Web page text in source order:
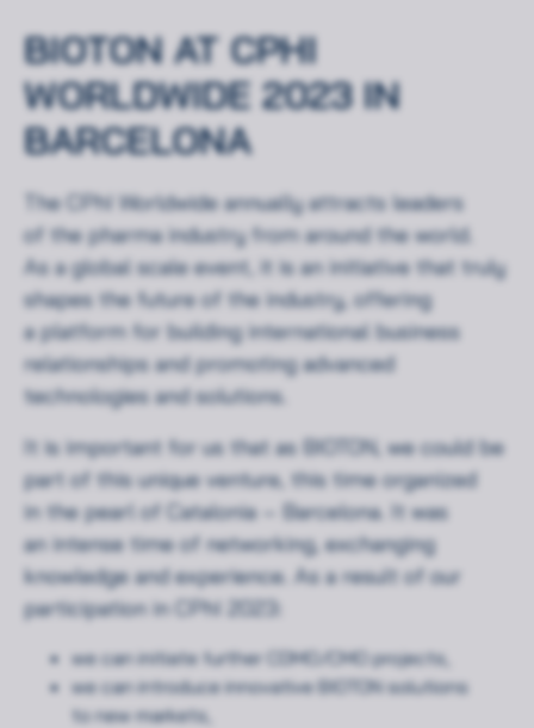
BIOTON AT CPHI
WORLDWIDE 2023 IN
BARCELONA
The CPhI Worldwide annually attracts leaders
of the pharma industry from around the world.
As a global scale event, it is an initiative that truly
shapes the future of the industry, offering
a platform for building international business
relationships and promoting advanced
technologies and solutions.
It is important for us that as BIOTON, we could be
part of this unique venture, this time organized
in the pearl of Catalonia – Barcelona. It was
an intense time of networking, exchanging
knowledge and experience. As a result of our
participation in CPhI 2023:
we can initiate further CDMO/CMO projects,
we can introduce innovative BIOTON solutions
to new markets,